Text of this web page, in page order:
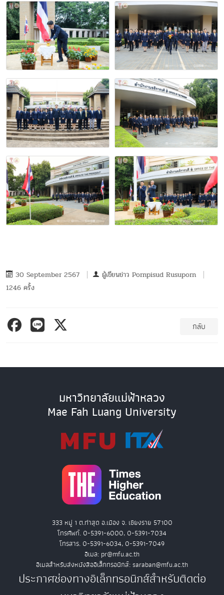
30 September 2567 ผู้เขียนข่าว Pornpisud Rusuporn
1246 ครั้ง
กลับ
มหาวิทยาลัยแม่ฟ้าหลวง
Mae Fah Luang University
333 หมู่ 1 ต.ท่าสุด อ.เมือง จ. เชียงราย 57100
โทรศัพท์. 0-5391-6000, 0-5391-7034
โทรสาร. 0-5391-6034, 0-5391-7049
อีเมล: pr@mfu.ac.th
อีเมลสำหรับส่งหนังสืออิเล็กทรอนิกส์: saraban@mfu.ac.th
ประกาศช่องทางอิเล็กทรอนิกส์สำหรับติดต่อ